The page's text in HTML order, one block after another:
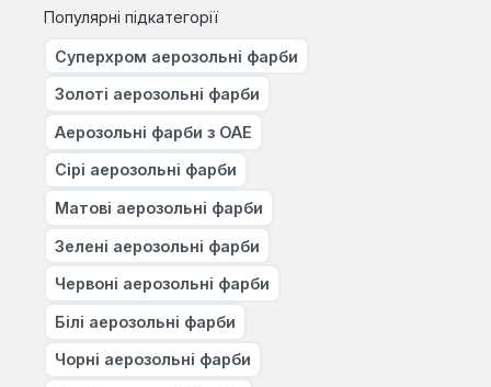
Популярні підкатегорії
Суперхром аерозольні фарби
Золоті аерозольні фарби
Аерозольні фарби з ОАЕ
Сірі аерозольні фарби
Матові аерозольні фарби
Зелені аерозольні фарби
Червоні аерозольні фарби
Білі аерозольні фарби
Чорні аерозольні фарби